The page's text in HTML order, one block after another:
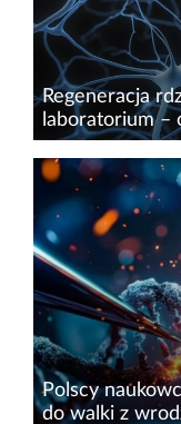
Regeneracja
laboratorium –
Uszkodzenia
najcięższych
nerwowego.
neuronów
zapalne, a w
Polscy
do walki z